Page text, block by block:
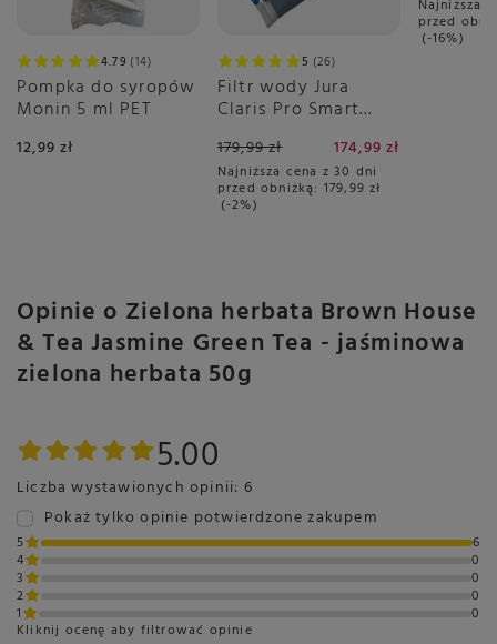
4.79 14
Pompka do syropów
Monin 5 ml PET
12,99 zł
5 26
Filtr wody Jura
Claris Pro Smart
179,99 zł 174,99 zł
Najniższa cena z 30 dni
przed obniżką: 179,99 zł
-2%
Najniższa
przed
-16%
Opinie o Zielona herbata Brown House
& Tea Jasmine Green Tea - jaśminowa
zielona herbata 50g
5.00
Liczba wystawionych opinii: 6
Pokaż tylko opinie potwierdzone zakupem
5
6
4
0
3
0
2
0
1
0
Kliknij ocenę aby filtrować opinie